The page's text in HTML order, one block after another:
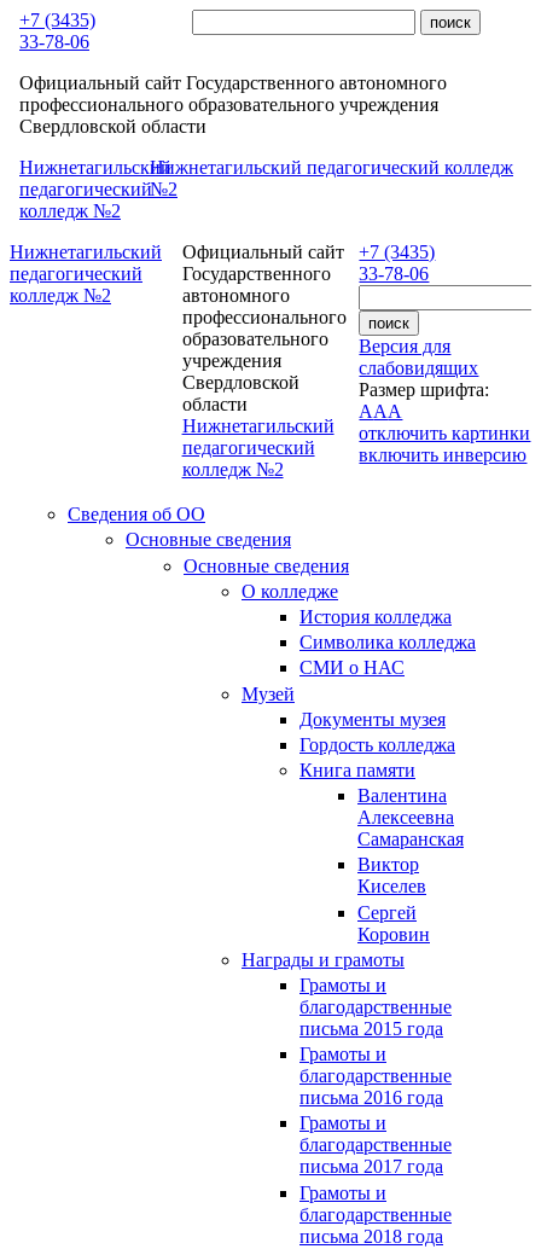
Перейти к основному содержанию
+7 (3435)
33-78-06
Официальный сайт Государственного автономного
профессионального образовательного учреждения
Свердловской области
Нижнетагильский
педагогический
колледж №2
Нижнетагильский педагогический колледж
№2
Нижнетагильский
педагогический
колледж №2
+7 (3435)
33-78-06
Версия для
слабовидящих
Размер шрифта:
AAA
отключить картинки
включить инверсию
Официальный сайт
Государственного
автономного
профессионального
образовательного
учреждения
Свердловской
области
Нижнетагильский
педагогический
колледж №2
Сведения об ОО
Основные сведения
Основные сведения
О колледже
История колледжа
Символика колледжа
СМИ о НАС
Музей
Документы музея
Гордость колледжа
Книга памяти
Валентина
Алексеевна
Самаранская
Виктор
Киселев
Сергей
Коровин
Награды и грамоты
Грамоты и
благодарственные
письма 2015 года
Грамоты и
благодарственные
письма 2016 года
Грамоты и
благодарственные
письма 2017 года
Грамоты и
благодарственные
письма 2018 года